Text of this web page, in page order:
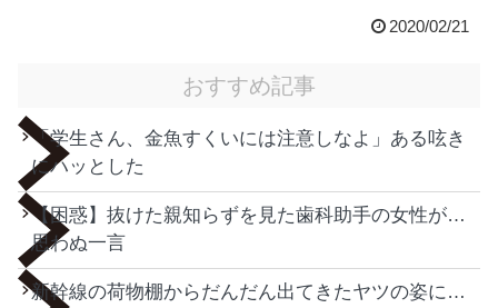
2020/02/21
おすすめ記事
「学生さん、金魚すくいには注意しなよ」ある呟き
にハッとした
【困惑】抜けた親知らずを見た歯科助手の女性が…
思わぬ一言
新幹線の荷物棚からだんだん出てきたヤツの姿に…